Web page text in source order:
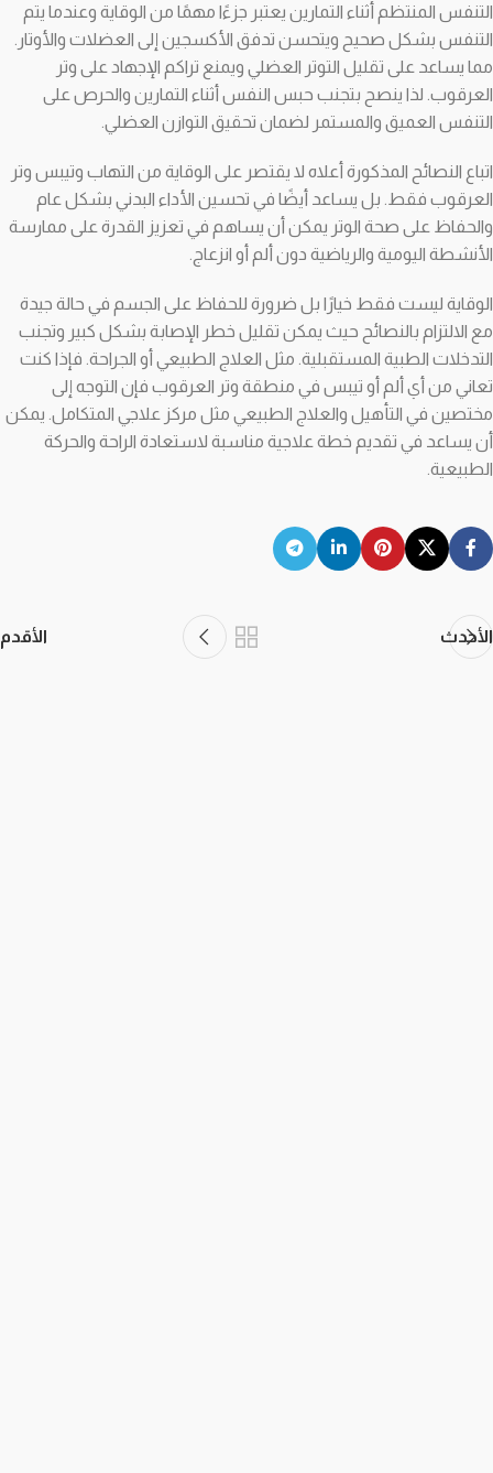
التنفس المنتظم أثناء التمارين يعتبر جزءًا مهمًا من الوقاية وعندما يتم
التنفس بشكل صحيح ويتحسن تدفق الأكسجين إلى العضلات والأوتار.
مما يساعد على تقليل التوتر العضلي ويمنع تراكم الإجهاد على وتر
العرقوب. لذا ينصح بتجنب حبس النفس أثناء التمارين والحرص على
التنفس العميق والمستمر لضمان تحقيق التوازن العضلي.
اتباع النصائح المذكورة أعلاه لا يقتصر على الوقاية من التهاب وتيبس وتر
العرقوب فقط. بل يساعد أيضًا في تحسين الأداء البدني بشكل عام
والحفاظ على صحة الوتر يمكن أن يساهم في تعزيز القدرة على ممارسة
الأنشطة اليومية والرياضية دون ألم أو انزعاج.
الوقاية ليست فقط خيارًا بل ضرورة للحفاظ على الجسم في حالة جيدة
مع الالتزام بالنصائح حيث يمكن تقليل خطر الإصابة بشكل كبير وتجنب
التدخلات الطبية المستقبلية. مثل العلاج الطبيعي أو الجراحة. فإذا كنت
تعاني من أي ألم أو تيبس في منطقة وتر العرقوب فإن التوجه إلى
مختصين في التأهيل والعلاج الطبيعي مثل مركز علاجي المتكامل. يمكن
أن يساعد في تقديم خطة علاجية مناسبة لاستعادة الراحة والحركة
الطبيعية.
الأحدث الأقدم